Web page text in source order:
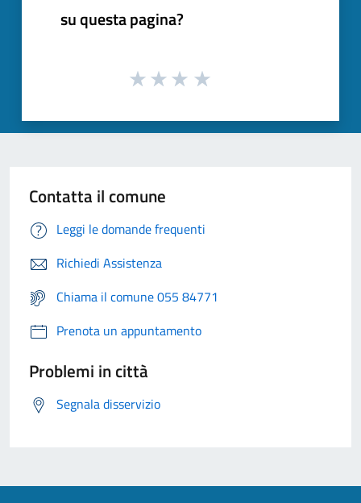
su questa pagina?
Contatta il comune
Leggi le domande frequenti
Richiedi Assistenza
Chiama il comune 055 84771
Prenota un appuntamento
Problemi in città
Segnala disservizio